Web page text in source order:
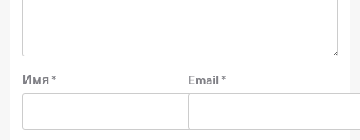
Имя * Email *